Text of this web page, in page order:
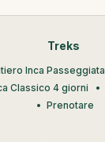
Treks
Inca
Classico 4 giorni
Prenotare